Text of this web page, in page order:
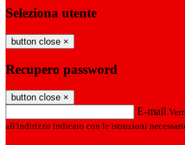
Seleziona utente
button close ×
Recupero password
button close ×
E-mail
all'indirizzo indicato con le istruzioni